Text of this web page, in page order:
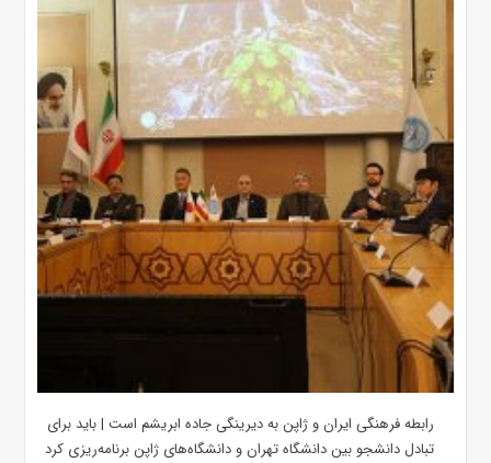
رابطه فرهنگی ایران و ژاپن به دیرینگی جاده ابریشم است | باید برای
تبادل دانشجو بین دانشگاه تهران و دانشگاه‌های ژاپن برنامه‌ریزی کرد